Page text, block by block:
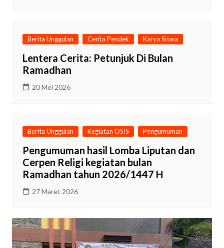
Berita Unggulan Cerita Pendek Karya Siswa
Lentera Cerita: Petunjuk Di Bulan
Ramadhan
20 Mei 2026
Berita Unggulan Kegiatan OSIS Pengumuman
Pengumuman hasil Lomba Liputan dan
Cerpen Religi kegiatan bulan
Ramadhan tahun 2026/1447 H
27 Maret 2026